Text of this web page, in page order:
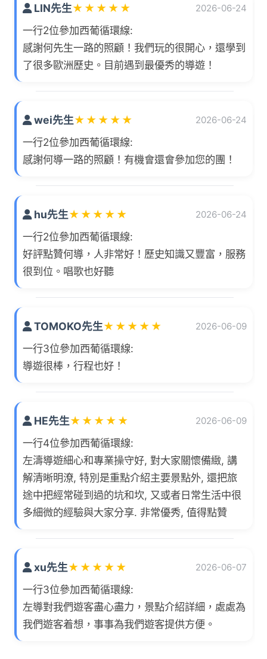
LIN先生★ ★ ★ ★ ★ 2026-06-24
一行2位參加西葡循環線:
感謝何先生一路的照顧！我們玩的很開心，還學到
了很多歐洲歷史。目前遇到最優秀的導遊！
wei先生★ ★ ★ ★ ★ 2026-06-24
一行2位參加西葡循環線:
感謝何導一路的照顧！有機會還會參加您的團！
hu先生★ ★ ★ ★ ★ 2026-06-24
一行2位參加西葡循環線:
好評點贊何導，人非常好！歷史知識又豐富，服務
很到位。唱歌也好聽
TOMOKO先生★ ★ ★ ★ ★ 2026-06-09
一行3位參加西葡循環線:
導遊很棒，行程也好！
HE先生★ ★ ★ ★ ★ 2026-06-09
一行4位參加西葡循環線:
左濤導遊細心和專業操守好, 對大家關懷備緻, 講
解清晰明潦, 特別是重點介紹主要景點外, 還把旅
途中把經常碰到過的坑和坎, 又或者日常生活中很
多細微的經驗與大家分享. 非常優秀, 值得點贊
xu先生★ ★ ★ ★ ★ 2026-06-07
一行3位參加西葡循環線:
左導對我們遊客盡心盡力，景點介紹詳細，處處為
我們遊客着想，事事為我們遊客提供方便。